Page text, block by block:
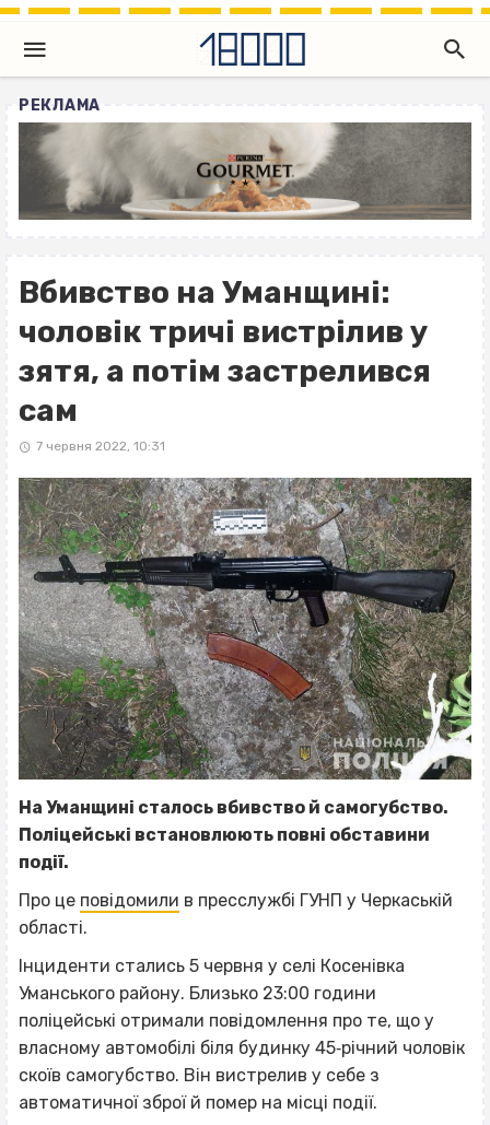
РЕКЛАМА
Вбивство на Уманщині:
чоловік тричі вистрілив у
зятя, а потім застрелився
сам
7 червня 2022, 10:31
На Уманщині сталось вбивство й самогубство.
Поліцейські встановлюють повні обставини
події.
Про це повідомили в пресслужбі ГУНП у Черкаській
області.
Інциденти стались 5 червня у селі Косенівка
Уманського району. Близько 23:00 години
поліцейські отримали повідомлення про те, що у
власному автомобілі біля будинку 45‐річний чоловік
скоїв самогубство. Він вистрелив у себе з
автоматичної зброї й помер на місці події.